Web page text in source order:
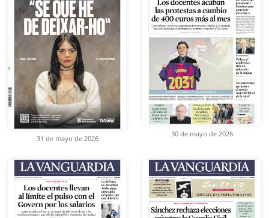
31 de mayo de 2026
30 de mayo de 2026